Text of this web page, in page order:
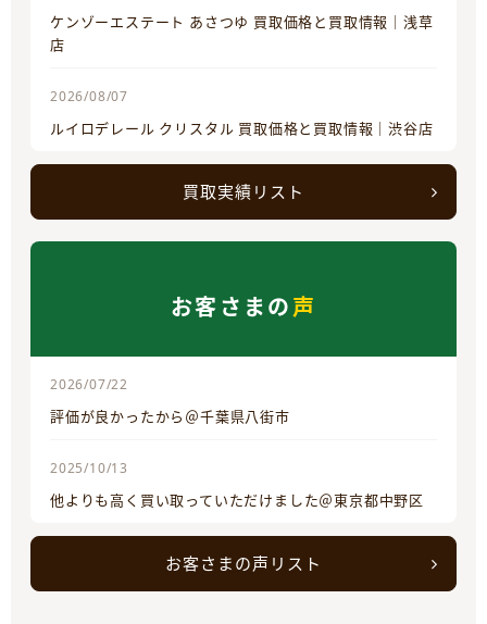
ケンゾーエステート あさつゆ 買取価格と買取情報｜浅草
店
2026/08/07
ルイロデレール クリスタル 買取価格と買取情報｜渋谷店
買取実績リスト
お客さまの声
2026/07/22
評価が良かったから＠千葉県八街市
2025/10/13
他よりも高く買い取っていただけました＠東京都中野区
お客さまの声リスト